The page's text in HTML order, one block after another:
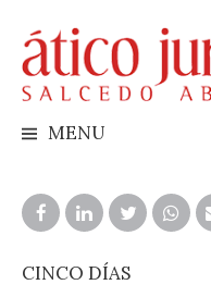
to
content
MENU
CINCO DÍAS